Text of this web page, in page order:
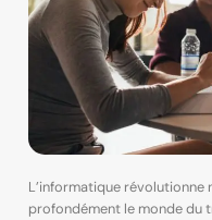
L’informatique
profondément le monde du